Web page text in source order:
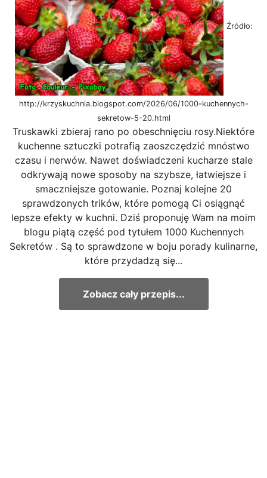
Źródło:
http://krzyskuchnia.blogspot.com/2026/06/1000-kuchennych-
sekretow-5-20.html
Truskawki zbieraj rano po obeschnięciu rosy.Niektóre
kuchenne sztuczki potrafią zaoszczędzić mnóstwo
czasu i nerwów. Nawet doświadczeni kucharze stale
odkrywają nowe sposoby na szybsze, łatwiejsze i
smaczniejsze gotowanie. Poznaj kolejne 20
sprawdzonych trików, które pomogą Ci osiągnąć
lepsze efekty w kuchni. Dziś proponuję Wam na moim
blogu piątą część pod tytułem 1000 Kuchennych
Sekretów . Są to sprawdzone w boju porady kulinarne,
które przydadzą się...
Zobacz cały przepis...